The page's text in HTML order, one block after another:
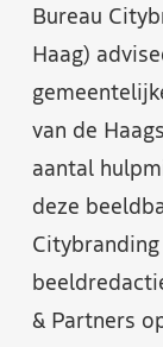
Bureau
Haag)
van de
aantal
deze
& Partners